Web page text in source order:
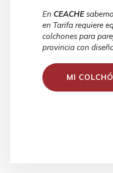
En CEACHE
en Tarifa requiere
colchones para
provincia con
MI